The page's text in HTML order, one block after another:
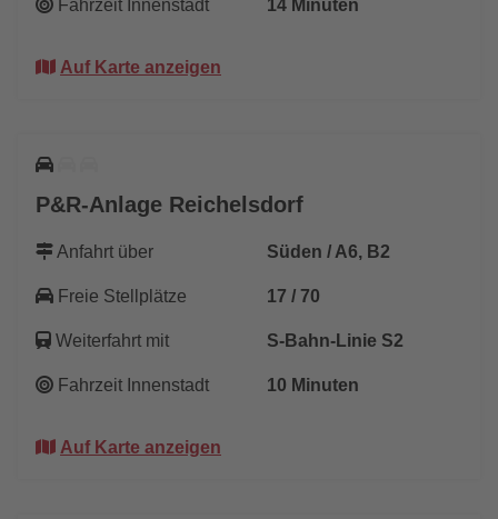
Fahrzeit Innenstadt 14 Minuten
Auf Karte anzeigen
P&R-Anlage Reichelsdorf
Anfahrt über Süden / A6, B2
Freie Stellplätze 17 / 70
Weiterfahrt mit S-Bahn-Linie S2
Fahrzeit Innenstadt 10 Minuten
Auf Karte anzeigen